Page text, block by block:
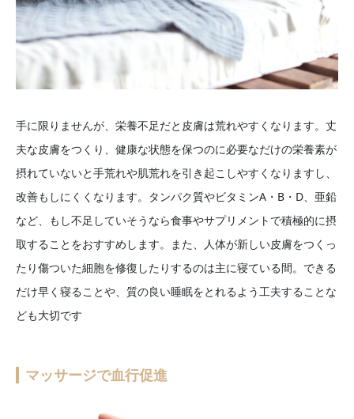
手に限りませんが、栄養不足だと皮膚は荒れやすくなります。丈
夫な皮膚をつくり、健康な状態を保つのに必要なだけの栄養素が
摂れていないと手荒れや肌荒れを引き起こしやすくなりますし、
改善もしにくくなります。タンパク質やビタミンA・B・D、亜鉛
など、もし不足していそうなら食事やサプリメントで積極的に摂
取することをおすすめします。また、人体が新しい皮膚をつくっ
たり傷ついた細胞を修復したりするのは主に寝ている間。できる
だけ早く寝ることや、質の良い睡眠をとれるよう工夫することな
ども大切です
マッサージで血行促進